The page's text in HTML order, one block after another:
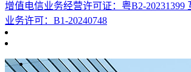
增值电信业务经营许可证：粤B2-20231399
业务许可：B1-20240748